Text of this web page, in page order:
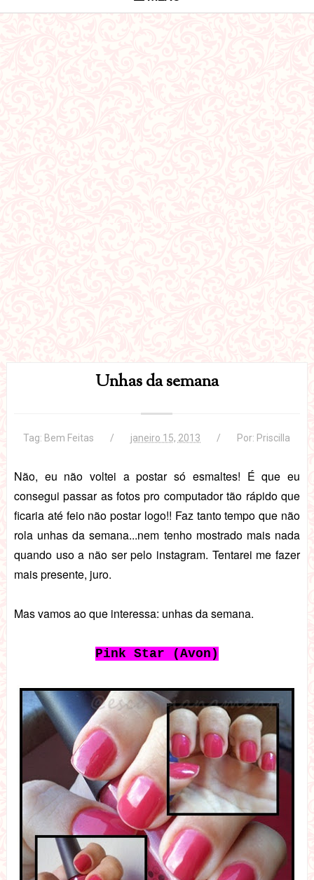
Unhas da semana
Tag: Bem Feitas janeiro 15, 2013 Por: Priscilla
Não, eu não voltei a postar só esmaltes! É que eu
consegui passar as fotos pro computador tão rápido que
ficaria até feio não postar logo!! Faz tanto tempo que não
rola unhas da semana...nem tenho mostrado mais nada
quando uso a não ser pelo instagram. Tentarei me fazer
mais presente, juro.
Mas vamos ao que interessa: unhas da semana.
Pink Star (Avon)